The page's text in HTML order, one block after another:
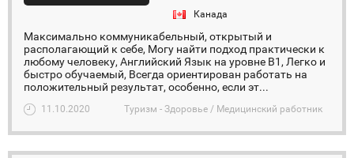
Канада
Максимально коммуникабельный, открытый и
располагающий к себе, Могу найти подход практически к
любому человеку, Английский Язык на уровне B1, Легко и
быстро обучаемый, Всегда ориентирован работать на
положительный результат, особенно, если эт...
11.10.2020 Туризм - Здоровье / Медицинский работник